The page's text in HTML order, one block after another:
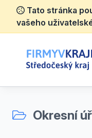
Tato stránka
vašeho
Okresní